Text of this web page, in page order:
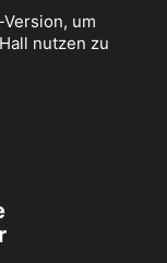
um
nutzen zu